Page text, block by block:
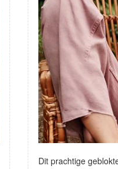
Dit prachtige